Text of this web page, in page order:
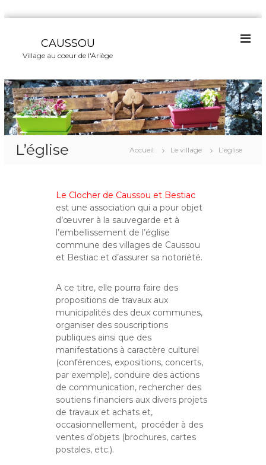
a
u
c
o
n
CAUSSOU
Village au coeur de l'Ariège
L’église Accueil Le village L’église
Le Clocher de Caussou et Bestiac
est une association qui a pour objet
d’œuvrer à la sauvegarde et à
l’embellissement de l’église
commune des villages de Caussou
et Bestiac et d’assurer sa notoriété.
A ce titre, elle pourra faire des
propositions de travaux aux
municipalités des deux communes,
organiser des souscriptions
publiques ainsi que des
manifestations à caractère culturel
(conférences, expositions, concerts,
par exemple), conduire des actions
de communication, rechercher des
soutiens financiers aux divers projets
de travaux et achats et,
occasionnellement, procéder à des
ventes d’objets (brochures, cartes
postales, etc.).